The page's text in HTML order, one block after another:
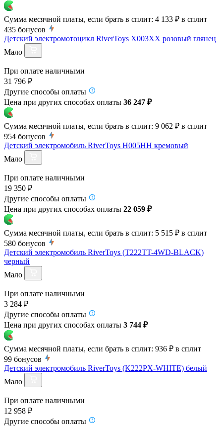
Сумма месячной платы, если брать в сплит: 4 133 ₽ в сплит
435 бонусов
Детский электромотоцикл RiverToys X003XX розовый глянец
Мало
При оплате наличными
31 796 ₽
Другие способы оплаты
Цена при других способах оплаты 36 247 ₽
Сумма месячной платы, если брать в сплит: 9 062 ₽ в сплит
954 бонусов
Детский электромобиль RiverToys H005HH кремовый
Мало
При оплате наличными
19 350 ₽
Другие способы оплаты
Цена при других способах оплаты 22 059 ₽
Сумма месячной платы, если брать в сплит: 5 515 ₽ в сплит
580 бонусов
Детский электромобиль RiverToys (T222TT-4WD-BLACK)
черный
Мало
При оплате наличными
3 284 ₽
Другие способы оплаты
Цена при других способах оплаты 3 744 ₽
Сумма месячной платы, если брать в сплит: 936 ₽ в сплит
99 бонусов
Детский электромобиль RiverToys (K222PX-WHITE) белый
Мало
При оплате наличными
12 958 ₽
Другие способы оплаты